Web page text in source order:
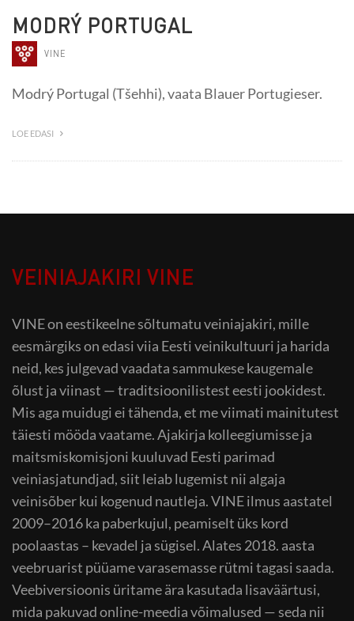
MODRÝ PORTUGAL
VINE
Modrý Portugal (Tšehhi), vaata Blauer Portugieser.
LOE EDASI
VEINIAJAKIRI VINE
VINE on eestikeelne sõltumatu veiniajakiri, mille
eesmärgiks on edasi viia Eesti veinikultuuri ja harida
neid, kes julgevad vaadata sammukese kaugemale
õlust ja viinast — traditsioonilistest eesti jookidest.
Mis aga muidugi ei tähenda, et me viimati mainitutest
täiesti mööda vaatame. Ajakirja kolleegiumisse ja
maitsmiskomisjoni kuuluvad Eesti parimad
veiniasjatundjad, siit leiab lugemist nii algaja
veinisõber kui kogenud nautleja. VINE ilmus aastatel
2009–2016 ka paberkujul, peamiselt üks kord
poolaastas – kevadel ja sügisel. Alates 2018. aasta
veebruarist püüame varasemasse rütmi tagasi saada.
Veebiversioonis üritame ära kasutada lisaväärtusi,
mida pakuvad online-meedia võimalused — seda nii